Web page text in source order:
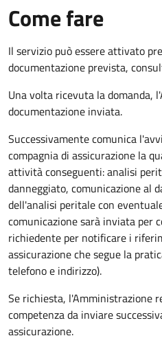
Come fare
Il servizio può essere attivato
documentazione prevista,
Una volta ricevuta la domanda,
documentazione inviata.
Successivamente comunica
compagnia di assicurazione la
attività conseguenti: analisi
danneggiato, comunicazione al
dell'analisi peritale con
comunicazione sarà inviata per
richiedente per notificare i
assicurazione che segue la
telefono e indirizzo).
Se richiesta, l'Amministrazione
competenza da inviare
assicurazione.